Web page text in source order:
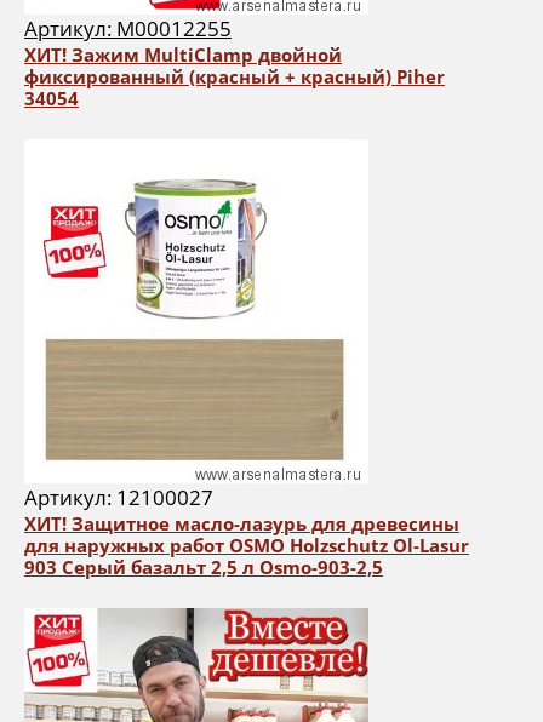
Артикул: М00012255
ХИТ! Зажим MultiClamp двойной
фиксированный (красный + красный) Piher
34054
Артикул: 12100027
ХИТ! Защитное масло-лазурь для древесины
для наружных работ OSMO Holzschutz Ol-Lasur
903 Серый базальт 2,5 л Osmo-903-2,5